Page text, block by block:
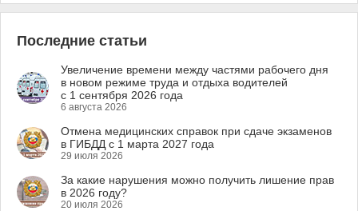
Последние статьи
Увеличение времени между частями рабочего дня
в новом режиме труда и отдыха водителей
с 1 сентября 2026 года
6 августа 2026
Отмена медицинских справок при сдаче экзаменов
в ГИБДД с 1 марта 2027 года
29 июля 2026
За какие нарушения можно получить лишение прав
в 2026 году?
20 июля 2026